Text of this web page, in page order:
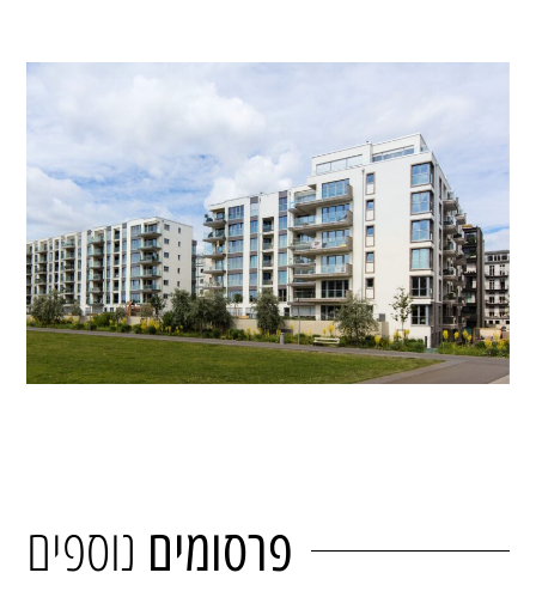
פרסומים נוספים